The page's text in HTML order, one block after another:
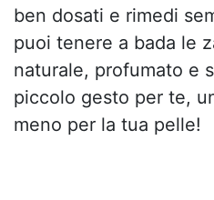
ben dosati e rimedi
puoi tenere a bada le
naturale, profumato e
piccolo gesto per te,
meno per la tua pelle!